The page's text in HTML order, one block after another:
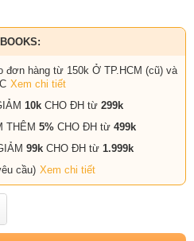
đơn hàng từ 150k Ở TP.HCM (cũ) và
Xem chi tiết
10k CHO ĐH từ 299k
THÊM 5% CHO ĐH từ 499k
99k CHO ĐH từ 1.999k
cầu) Xem chi tiết